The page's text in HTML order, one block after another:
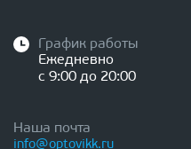
График работы
Ежедневно
с 9:00 до 20:00
Наша почта
info@optovikk.ru